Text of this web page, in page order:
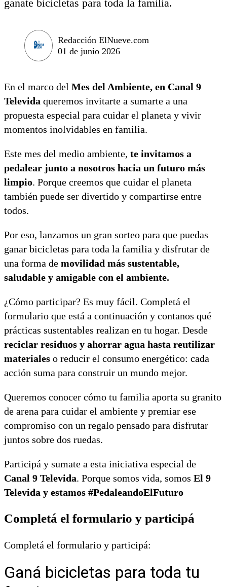
ganate bicicletas para toda la familia.
Redacción ElNueve.com
01 de junio 2026
En el marco del Mes del Ambiente, en Canal 9
Televida queremos invitarte a sumarte a una
propuesta especial para cuidar el planeta y vivir
momentos inolvidables en familia.
Este mes del medio ambiente, te invitamos a
pedalear junto a nosotros hacia un futuro más
limpio. Porque creemos que cuidar el planeta
también puede ser divertido y compartirse entre
todos.
Por eso, lanzamos un gran sorteo para que puedas
ganar bicicletas para toda la familia y disfrutar de
una forma de movilidad más sustentable,
saludable y amigable con el ambiente.
¿Cómo participar? Es muy fácil. Completá el
formulario que está a continuación y contanos qué
prácticas sustentables realizan en tu hogar. Desde
reciclar residuos y ahorrar agua hasta reutilizar
materiales o reducir el consumo energético: cada
acción suma para construir un mundo mejor.
Queremos conocer cómo tu familia aporta su granito
de arena para cuidar el ambiente y premiar ese
compromiso con un regalo pensado para disfrutar
juntos sobre dos ruedas.
Participá y sumate a esta iniciativa especial de
Canal 9 Televida. Porque somos vida, somos El 9
Televida y estamos #PedaleandoElFuturo
Completá el formulario y participá
Completá el formulario y participá: